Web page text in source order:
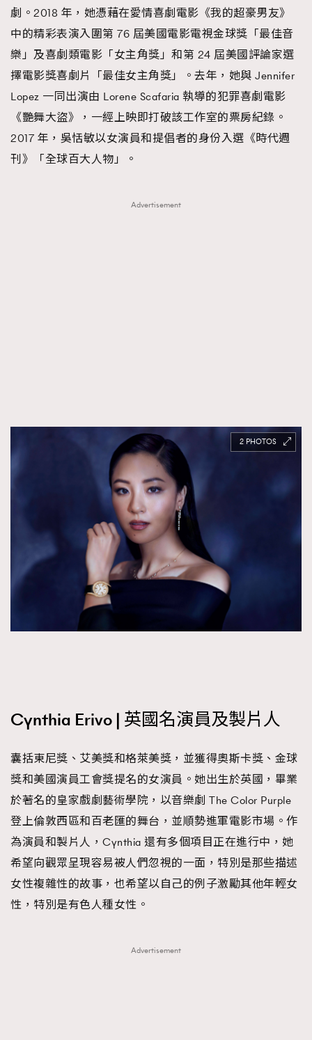
TRENDING
AFrenchMind
DressLikeAParisienne
EmpowerF
FashionWeek
劇。2018 年，她憑藉在愛情喜劇電影《我的超豪男友》
中的精彩表演入圍第 76 屆美國電影電視金球獎「最佳音
樂」及喜劇類電影「女主角獎」和第 24 屆美國評論家選
擇電影獎喜劇片「最佳女主角獎」。去年，她與 Jennifer
Lopez 一同出演由 Lorene Scafaria 執導的犯罪喜劇電影
《艷舞大盜》，一經上映即打破該工作室的票房紀錄。
2017 年，吳恬敏以女演員和提倡者的身份入選《時代週
刊》「全球百大人物」。
Advertisement
2
Cynthia Erivo | 英國名演員及製片人
囊括東尼獎、艾美獎和格萊美獎，並獲得奧斯卡獎、金球
獎和美國演員工會獎提名的女演員。她出生於英國，畢業
於著名的皇家戲劇藝術學院，以音樂劇 The Color Purple
登上倫敦西區和百老匯的舞台，並順勢進軍電影市場。作
為演員和製片人，Cynthia 還有多個項目正在進行中，她
希望向觀眾呈現容易被人們忽視的一面，特別是那些描述
女性複雜性的故事，也希望以自己的例子激勵其他年輕女
性，特別是有色人種女性。
Advertisement